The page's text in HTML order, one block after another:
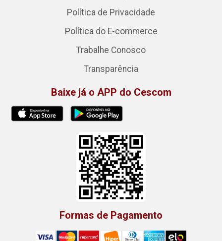
Política de Privacidade
Política do E-commerce
Trabalhe Conosco
Transparência
Baixe já o APP do Cescom
Formas de Pagamento